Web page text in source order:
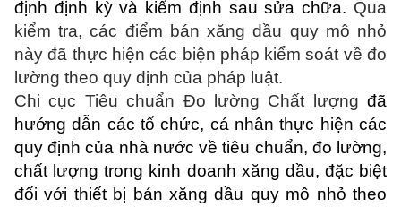
định định kỳ và kiểm định sau sửa chữa. Qua
kiểm tra, các điểm bán xăng dầu quy mô nhỏ
này đã thực hiện các biện pháp kiểm soát về đo
lường theo quy định của pháp luật.
Chi cục Tiêu chuẩn Đo lường Chất lượng đã
hướng dẫn các tổ chức, cá nhân thực hiện các
quy định của nhà nước về tiêu chuẩn, đo lường,
chất lượng trong kinh doanh xăng dầu, đặc biệt
đối với thiết bị bán xăng dầu quy mô nhỏ theo